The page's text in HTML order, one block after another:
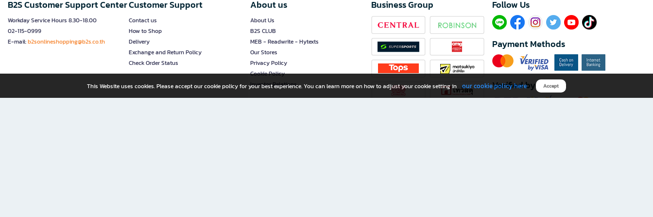
B2S Customer Support Center
Workday Service Hours 8.30-18.00
02-115-0999
E-mail:b2sonlineshopping@b2s.co.th
Customer Support
Contact us
How to Shop
Delivery
Exchange and Return Policy
Check Order Status
About us
About Us
B2S CLUB
MEB - Readwrite - Hytexts
Our Stores
Privacy Policy
Cookie Policy
Investor Relations
Business Group Follow Us​
Payment Methods
Verified by
This Website uses cookies. Please accept our cookie policy for your best experience. You can learn more on how to adjust your cookie setting in our cookie policy here Accept